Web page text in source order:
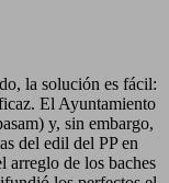
la solución es fácil:
El Ayuntamiento
y, sin embargo,
del edil del PP en
arreglo de los baches